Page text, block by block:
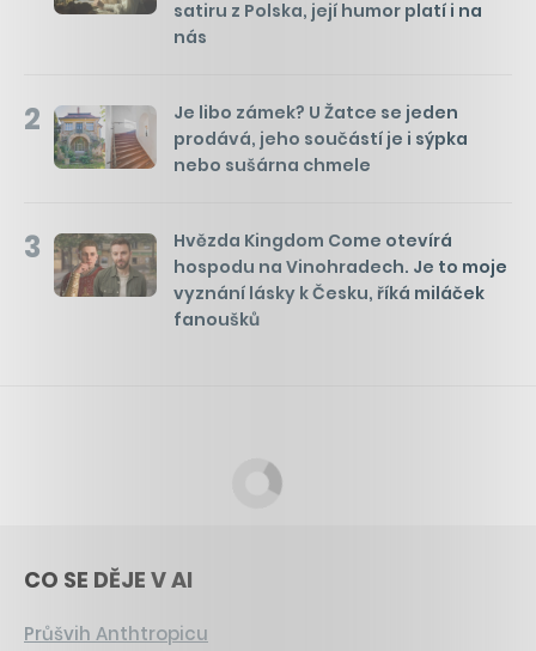
satiru z Polska, její humor platí i na
nás
2
Je libo zámek? U Žatce se jeden
prodává, jeho součástí je i sýpka
nebo sušárna chmele
3
Hvězda Kingdom Come otevírá
hospodu na Vinohradech. Je to moje
vyznání lásky k Česku, říká miláček
fanoušků
CO SE DĚJE V AI
Průšvih Anthtropicu